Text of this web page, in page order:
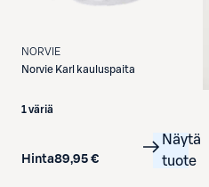
NORVIE
Norvie Karl kauluspaita
1 väriä
Hinta89,95 €
Näytä
tuote